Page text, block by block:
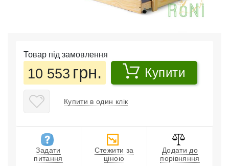
Товар під замовлення
10 553 грн. Купити
Купити в один клік
Задати
питання
Стежити за
ціною
Додати до
порівняння